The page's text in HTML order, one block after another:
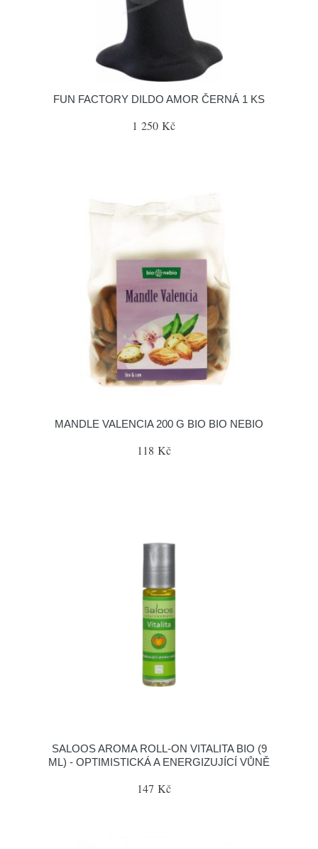
FUN FACTORY DILDO AMOR ČERNÁ 1 KS
1 250 Kč
MANDLE VALENCIA 200 G BIO BIO NEBIO
118 Kč
SALOOS AROMA ROLL-ON VITALITA BIO (9
ML) - OPTIMISTICKÁ A ENERGIZUJÍCÍ VŮNĚ
147 Kč